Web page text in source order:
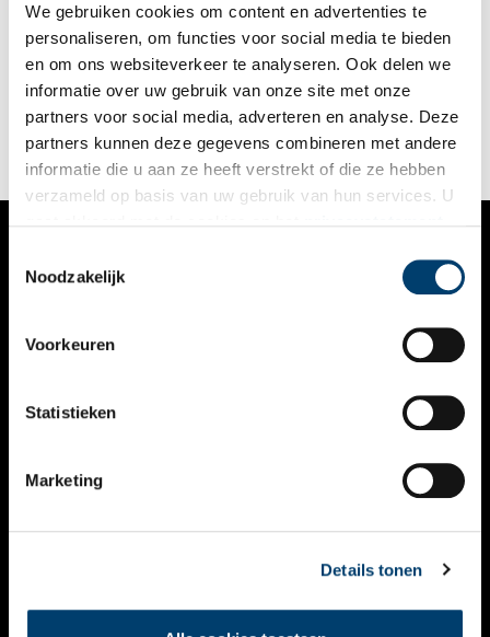
We gebruiken cookies om content en advertenties te
personaliseren, om functies voor social media te bieden
en om ons websiteverkeer te analyseren. Ook delen we
informatie over uw gebruik van onze site met onze
partners voor social media, adverteren en analyse. Deze
partners kunnen deze gegevens combineren met andere
informatie die u aan ze heeft verstrekt of die ze hebben
verzameld op basis van uw gebruik van hun services. U
Noodzakelijk
Voorkeuren
Statistieken
Marketing
Details tonen
Bij een rotonde in Zijdewind (NH) hebben archeologen
verschillende skeletten opgegraven. De skeletten zijn daar
vermoedelijk in de zeventiende eeuw begraven, toen de
Sijdenskerk er nog stond. Deze kerk is in 1850 buiten gebruik
geraakt en in 1970 gesloopt.
2 min
VERHALEN
KALENDER
THEMA’S
VIDEO’S
CONTACT